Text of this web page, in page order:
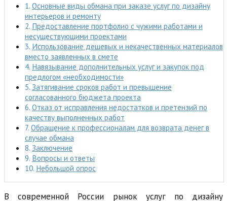
Основные виды обмана при заказе услуг по дизайну
интерьеров и ремонту
Предоставление портфолио с чужими работами и
несуществующими проектами
Использование дешевых и некачественных материалов
вместо заявленных в смете
Навязывание дополнительных услуг и закупок под
предлогом «необходимости»
Затягивание сроков работ и превышение
согласованного бюджета проекта
Отказ от исправления недостатков и претензий по
качеству выполненных работ
Обращение к профессионалам для возврата денег в
случае обмана
Заключение
Вопросы и ответы
Небольшой опрос
В современной России рынок услуг по дизайну